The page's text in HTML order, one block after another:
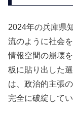
2024年の兵庫県
流のように社会
情報空間の崩壊
板に貼り出した
は、政治的主張
完全に破綻してい